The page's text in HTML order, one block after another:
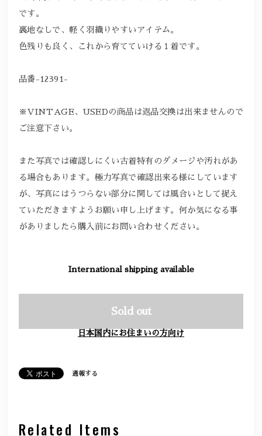
です。
裏地なしで、軽く羽織りやすいアイテム。
色残りも良く、これから育てていける１着です。
品番-12391-
※VINTAGE、USEDの商品は返品交換は出来ませんので
ご注意下さい。
また写真では確認しにくい古着特有のダメージや汚れがあ
る場合もあります。極力写真で確認出来る様にしています
が、写真にはうつらない部分に関しては風合いとして捉え
ていただきますようお願い申し上げます。何か気になる事
がありましたら購入前にお問い合わせください。
International shipping available
Sold out
日本国内にお住まいの方向け
通報する
Related Items